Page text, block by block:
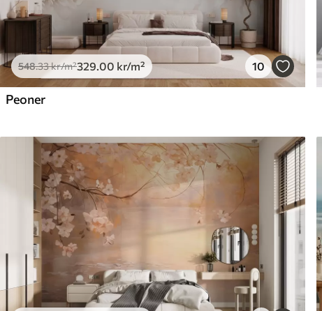
548.33kr/m²329.00 kr/m² 10
Peoner